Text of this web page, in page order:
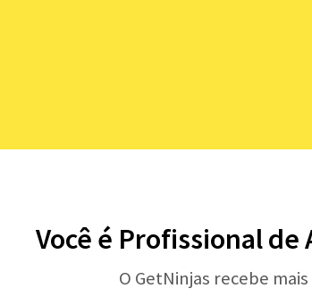
Você é Profissional de
O GetNinjas recebe